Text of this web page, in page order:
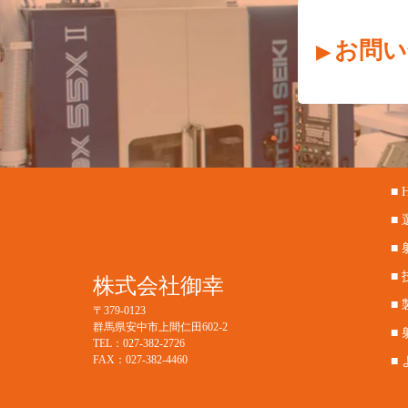
お問
株式会社御幸
〒379-0123
群馬県安中市上間仁田602-2
TEL：027-382-2726
FAX：027-382-4460
■
■
■
■
■
■
■